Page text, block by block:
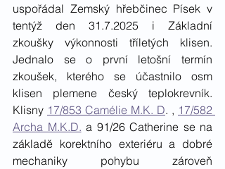
uspořádal Zemský hřebčinec Písek v
tentýž den 31.7.2025 i Základní
zkoušky výkonnosti tříletých klisen.
Jednalo se o první letošní termín
zkoušek, kterého se účastnilo osm
klisen plemene český teplokrevník.
Klisny 17/853 Camélie M.K. D. , 17/582
Archa M.K.D. a 91/26 Catherine se na
základě korektního exteriéru a dobré
mechaniky pohybu zároveň